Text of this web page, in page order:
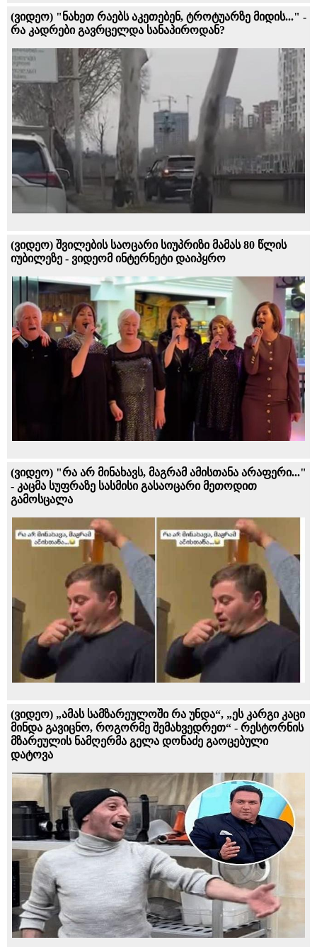
(ვიდეო) "ნახეთ რაებს აკეთებენ, ტროტუარზე მიდის..." -
რა კადრები გავრცელდა სანაპიროდან?
(ვიდეო) შვილების საოცარი სიუპრიზი მამას 80 წლის
იუბილეზე - ვიდეომ ინტერნეტი დაიპყრო
(ვიდეო) "რა არ მინახავს, მაგრამ ამისთანა არაფერი..."
- კაცმა სუფრაზე სასმისი გასაოცარი მეთოდით
გამოსცალა
(ვიდეო) „ამას სამზარეულოში რა უნდა“, „ეს კარგი კაცი
მინდა გავიცნო, როგორმე შემახვედრეთ“ - რესტორნის
მზარეულის ნამღერმა გელა დონაძე გაოცებული
დატოვა